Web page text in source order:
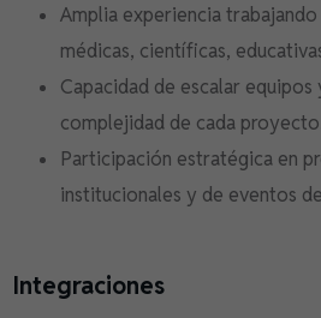
Amplia experiencia
médicas, científicas,
Capacidad de escalar
complejidad de cada
Participación estratégica en
institucionales y de eventos
Integraciones